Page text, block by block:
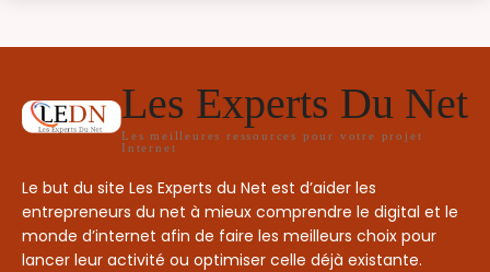
Les Experts Du Net
Les meilleures ressources pour votre projet
Internet
Le but du site Les Experts du Net est d’aider les
entrepreneurs du net à mieux comprendre le digital et le
monde d’internet afin de faire les meilleurs choix pour
lancer leur activité ou optimiser celle déjà existante.